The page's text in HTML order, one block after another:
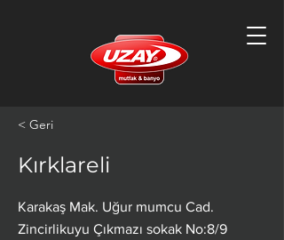
< Geri
Kırklareli
Karakaş Mak. Uğur mumcu Cad.
Zincirlikuyu Çıkmazı sokak No:8/9